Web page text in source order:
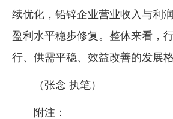
续优化，铅锌企业营业收入与利
盈利水平稳步修复。整体来看，
行、供需平稳、效益改善的发展格
（张念 执笔）
附注：